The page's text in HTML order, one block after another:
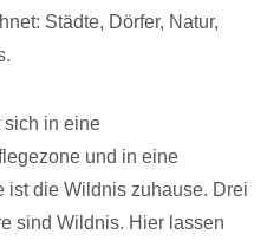
Städte, Dörfer, Natur,
sich in eine
und in eine
ist die Wildnis zuhause. Drei
sind Wildnis. Hier lassen